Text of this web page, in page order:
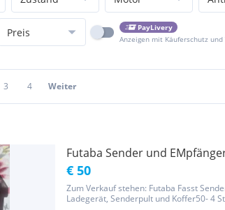
Preis
PayLivery
Anzeigen mit Käuferschutz und
3 4 Weiter
Futaba Sender und
€ 50
Zum Verkauf stehen: Futaba Fasst
Ladegerät, Senderpult und Koffer50- 4